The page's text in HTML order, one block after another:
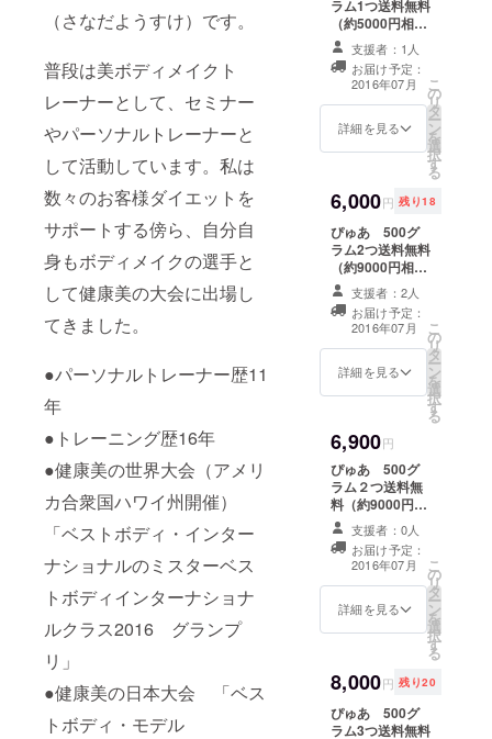
（さなだようすけ）です。
普段は美ボディメイクト
レーナーとして、セミナー
やパーソナルトレーナーと
して活動しています。私は
数々のお客様ダイエットを
サポートする傍ら、自分自
身もボディメイクの選手と
して健康美の大会に出場し
てきました。
●パーソナルトレーナー歴11
年
●トレーニング歴16年
●健康美の世界大会（アメリ
カ合衆国ハワイ州開催）
「ベストボディ・インター
ナショナルのミスターベス
トボディインターナショナ
ルクラス2016 グランプ
リ」
●健康美の日本大会
「ベス
トボディ・モデル
と思ってい
ます。
どうぞよろ
しくお願い
いたしま
略歴
1980年生ま
れ
健康美の世
界大会 ベ
ストボ
ディ・イン
ターナショ
健康美の日
本大会 ベ
ストボ
ディ・モデ
ルKOBE 優
パーソナル
トレーナー
歴11年
グ歴１６年
全身の連動
性を考慮し
ラム1つ送料無料
（約5000円相
当）をお送りい
たします。（レ
ターパック予
定） ※こちらの
成分表記、ご注
意に関しまして
いいたします。
支援者：1人
お届け予定：
2016年07月
詳細を見る
こ
の
リ
タ
ー
ン
を
選
択
す
る
6,000円 残り18
ぴゅあ 500グ
ラム2つ送料無料
（約9000円相
当）をお送りい
たします。（レ
ターパック予
定） ※こちらの
成分表記、ご注
意に関しまして
いいたします。
支援者：2人
お届け予定：
2016年07月
詳細を見る
こ
の
リ
タ
ー
ン
を
選
択
す
る
6,900円
ぴゅあ 500グ
ラム２つ送料無
料（約9000円相
当）をお送りい
たします。（レ
ターパック予
定） ※こちらの
成分表記、ご注
意に関しまして
いいたします。
支援者：0人
お届け予定：
2016年07月
詳細を見る
こ
の
リ
タ
ー
ン
を
選
択
す
る
8,000円 残り20
ぴゅあ 500グ
ラム3つ送料無料